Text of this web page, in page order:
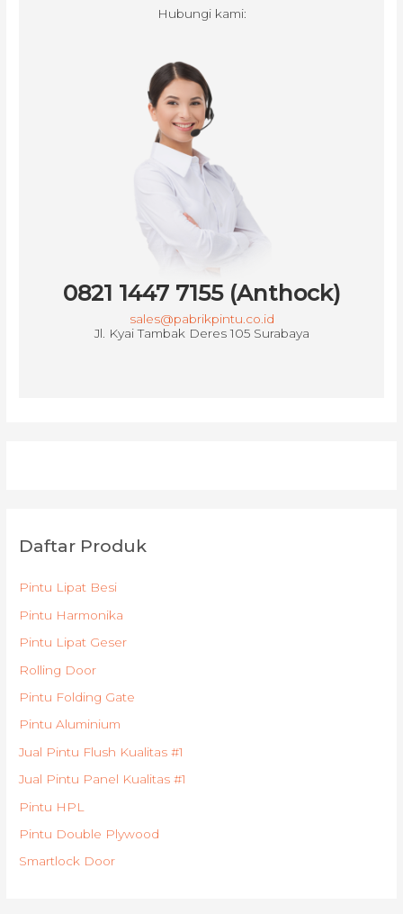
Hubungi kami:
0821 1447 7155 (Anthock)
sales@pabrikpintu.co.id
Jl. Kyai Tambak Deres 105 Surabaya
Daftar Produk
Pintu Lipat Besi
Pintu Harmonika
Pintu Lipat Geser
Rolling Door
Pintu Folding Gate
Pintu Aluminium
Jual Pintu Flush Kualitas #1
Jual Pintu Panel Kualitas #1
Pintu HPL
Pintu Double Plywood
Smartlock Door